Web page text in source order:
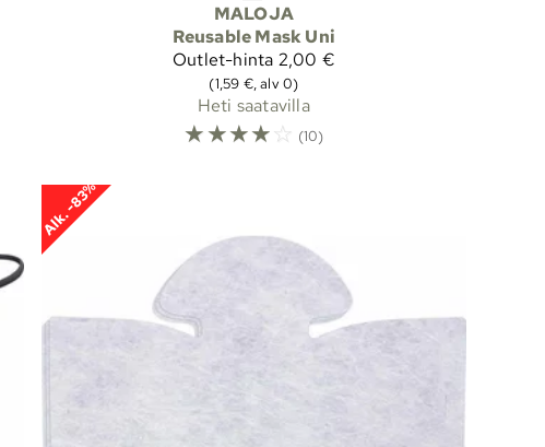
MALOJA
Reusable Mask Uni
Outlet-hinta 2,00 €
(1,59 €, alv 0)
Heti saatavilla
☆☆☆☆☆ (10)
Alk. -83%